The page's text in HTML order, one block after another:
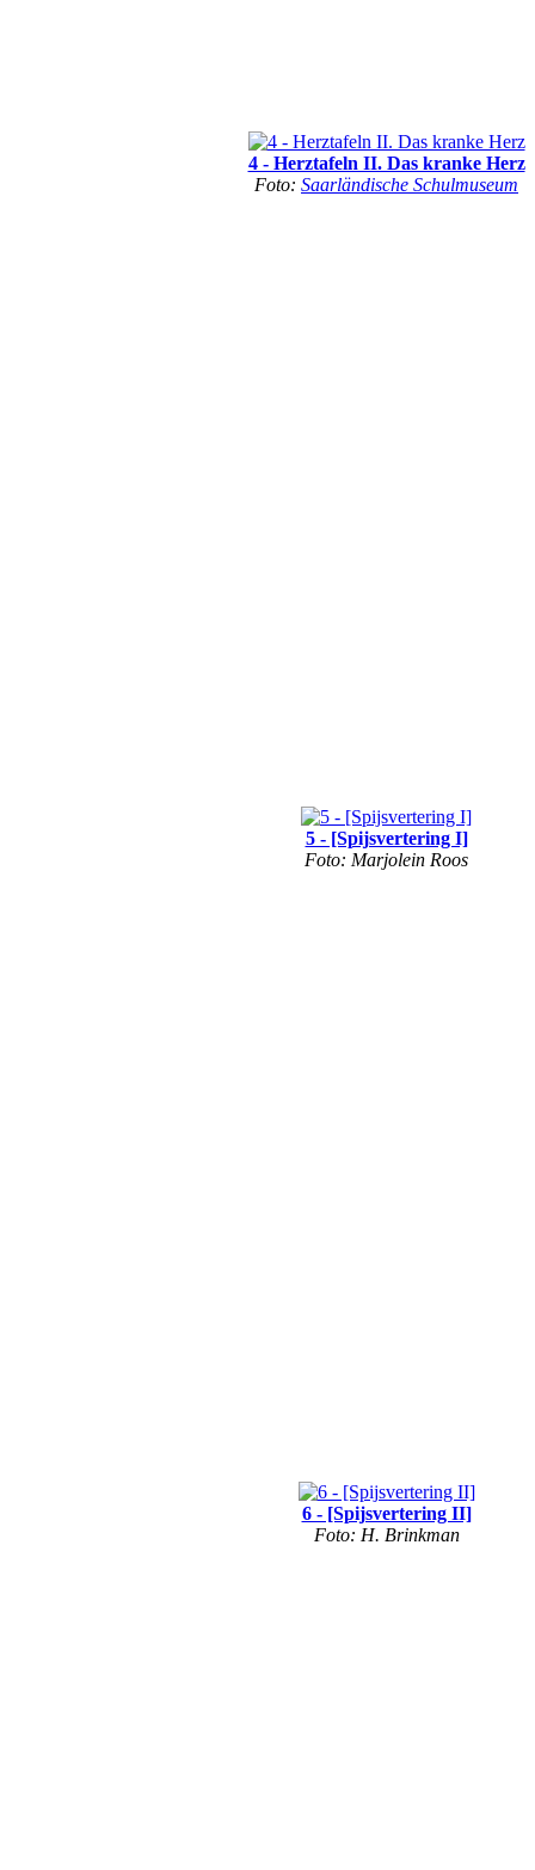
4 - Herztafeln II. Das kranke Herz
Foto: Saarländische Schulmuseum
5 - [Spijsvertering I]
Foto: Marjolein Roos
6 - [Spijsvertering II]
Foto: H. Brinkman